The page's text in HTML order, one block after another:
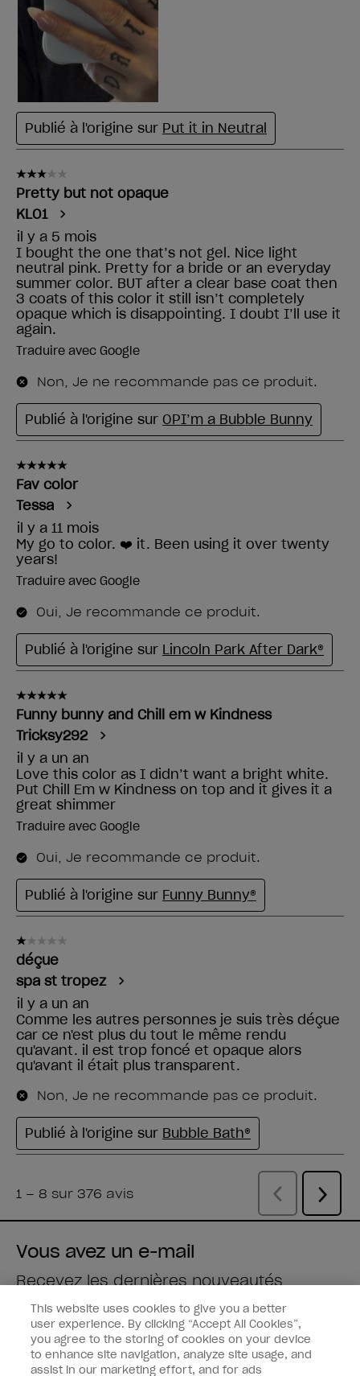
Vous avez un e-mail
Recevez les dernières nouveautés
Saisissez votre adresse e-mail *
Type de client
Fan de vernis
This website uses cookies to give you a better
user experience. By clicking “Accept All Cookies”,
you agree to the storing of cookies on your device
to enhance site navigation, analyze site usage, and
assist in our marketing effort, and for ads